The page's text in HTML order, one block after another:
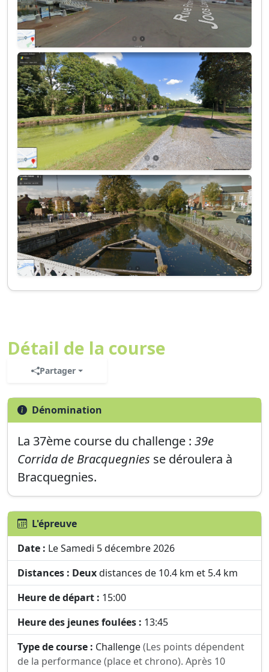
Détail de la course
Partager
Dénomination
La 37ème course du challenge : 39e
Corrida de Bracquegnies se déroulera à
Bracquegnies.
L'épreuve
Date : Le Samedi 5 décembre 2026
Distances : Deuxdistances de 10.4 km et 5.4 km
Heure de départ : 15:00
Heure des jeunes foulées : 13:45
Type de course : Challenge(Les points dépendent
de la performance (place et chrono). Après 10